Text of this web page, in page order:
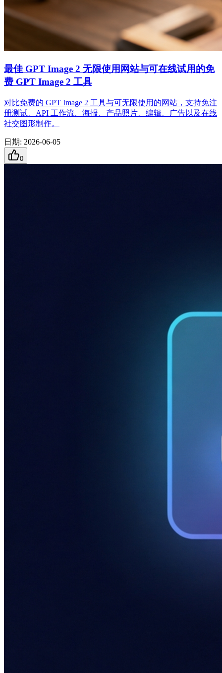
最佳 GPT Image 2 无限使用网站与可在线试用的免
费 GPT Image 2 工具
对比免费的 GPT Image 2 工具与可无限使用的网站，支持免注
册测试、API 工作流、海报、产品照片、编辑、广告以及在线
社交图形制作。
日期: 2026-06-05
0